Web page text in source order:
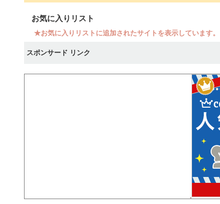
お気に入りリスト
★お気に入りリストに追加されたサイトを表示しています
スポンサード リンク